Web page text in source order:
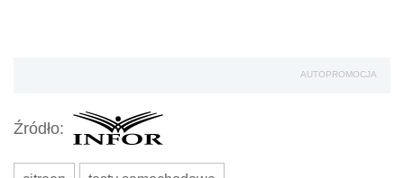
AUTOPROMOCJA
Źródło: